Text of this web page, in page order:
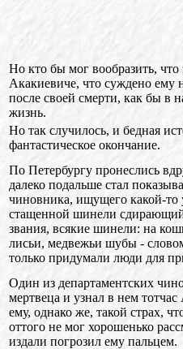
Но кто бы мог вообразить,
Акакиевиче, что суждено ему
после своей смерти, как бы в
жизнь.
Но так случилось, и бедная
фантастическое окончание.
По Петербургу пронеслись
далеко подальше стал
чиновника, ищущего какой-
стащенной шинели сдирающий
звания, всякие шинели: на
лисьи, медвежьи шубы -
только придумали люди для
Один из департаментских
мертвеца и узнал в нем
ему, однако же, такой страх,
оттого не мог хорошенько
издали погрозил ему пальцем.